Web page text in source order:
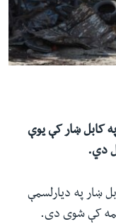
کابل ښار کې یوې
د اکتوبر ۲۴ ( لړم ۳) د کابل ښار په دیارلسمې
کې شوی دی.